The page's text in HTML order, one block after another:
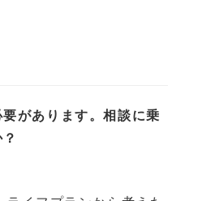
があります。相談に乗